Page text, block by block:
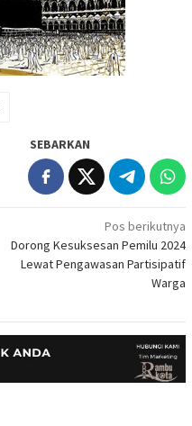
SEBARKAN
Pos berikutnya
Dorong Kesuksesan Pemilu 2024
Lewat Pengawasan Partisipatif
Warga